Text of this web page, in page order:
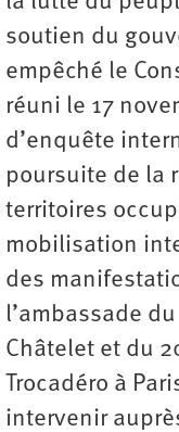
soutien du
empêché le
réuni le 17
d’enquête
poursuite de la
territoires
mobilisation
des
l’ambassade
Châtelet et du
Trocadéro à
intervenir